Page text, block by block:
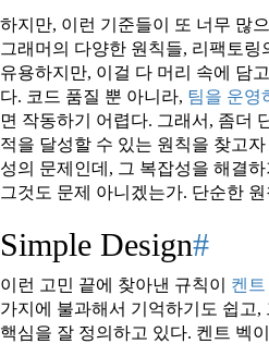
하지만, 이런 기준들이 또 너무 많
그래머의 다양한 원칙들, 리팩토링
유용하지만, 이걸 다 머리 속에 담
다. 코드 품질 뿐 아니라, 팀을 운영
면 작동하기 어렵다. 그래서, 좀더
적을 달성할 수 있는 원칙을 찾고
성의 문제인데, 그 복잡성을 해결
그것도 문제 아니겠는가. 단순한
Simple Design#
이런 고민 끝에 찾아낸 규칙이 켄트
가지에 불과해서 기억하기도 쉽고,
핵심을 잘 정의하고 있다. 켄트 벡